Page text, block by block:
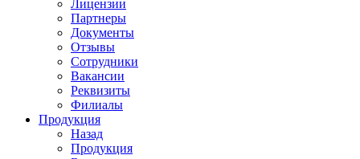
Лицензии
Партнеры
Документы
Отзывы
Сотрудники
Вакансии
Реквизиты
Филиалы
Продукция
Назад
Продукция